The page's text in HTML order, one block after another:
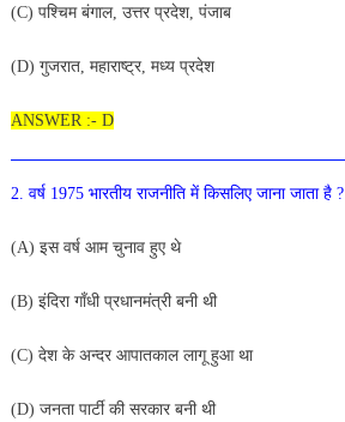
(C) पश्चिम बंगाल, उत्तर प्रदेश, पंजाब
(D) गुजरात, महाराष्ट्र, मध्य प्रदेश
ANSWER :- D
2. वर्ष 1975 भारतीय राजनीति में किसलिए जाना जाता है ?
(A) इस वर्ष आम चुनाव हुए थे
(B) इंदिरा गाँधी प्रधानमंत्री बनी थी
(C) देश के अन्दर आपातकाल लागू हुआ था
(D) जनता पार्टी की सरकार बनी थी